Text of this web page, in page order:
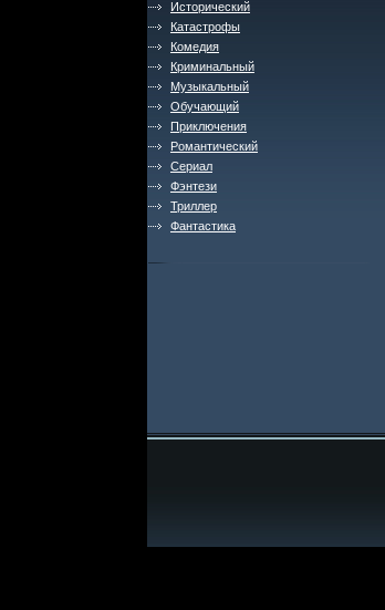
Исторический
Катастрофы
Комедия
Криминальный
Музыкальный
Обучающий
Приключения
Романтический
Сериал
Фэнтези
Триллер
Фантастика